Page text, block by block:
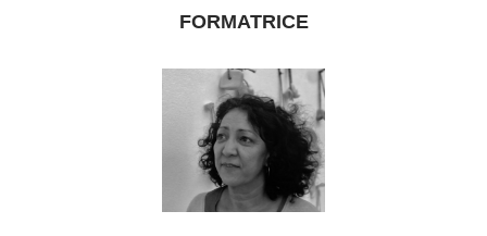
FORMATRICE